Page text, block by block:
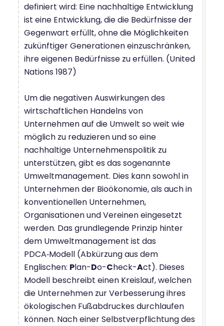
definiert wird: Eine nachhaltige Entwicklung
ist eine Entwicklung, die die Bedürfnisse der
Gegenwart erfüllt, ohne die Möglichkeiten
zukünftiger Generationen einzuschränken,
ihre eigenen Bedürfnisse zu erfüllen. (United
Nations 1987)
Um die negativen Auswirkungen des
wirtschaftlichen Handelns von
Unternehmen auf die Umwelt so weit wie
möglich zu reduzieren und so eine
nachhaltige Unternehmenspolitik zu
unterstützen, gibt es das sogenannte
Umweltmanagement. Dies kann sowohl in
Unternehmen der Bioökonomie, als auch in
konventionellen Unternehmen,
Organisationen und Vereinen eingesetzt
werden. Das grundlegende Prinzip hinter
dem Umweltmanagement ist das
PDCA‑Modell (Abkürzung aus dem
Englischen: Plan-Do-Check-Act). Dieses
Modell beschreibt einen Kreislauf, welchen
die Unternehmen zur Verbesserung ihres
ökologischen Fußabdruckes durchlaufen
können. Nach einer Selbstverpflichtung des